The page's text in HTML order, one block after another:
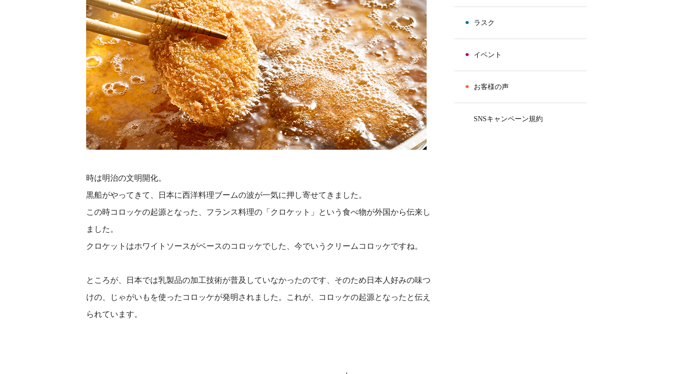
時は明治の文明開化。
黒船がやってきて、日本に西洋料理ブームの波が一気に押し寄せてきました。
この時コロッケの起源となった、フランス料理の「クロケット」という食べ物が外国から伝来し
ました。
クロケットはホワイトソースがベースのコロッケでした、今でいうクリームコロッケですね。
ところが、日本では乳製品の加工技術が普及していなかったのです、そのため日本人好みの味つ
けの、じゃがいもを使ったコロッケが発明されました。これが、コロッケの起源となったと伝え
られています。
⚫︎ ラスク
⚫︎ イベント
⚫︎ お客様の声
SNSキャンペーン規約